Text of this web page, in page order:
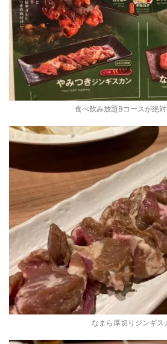
食べ飲み放題Bコースが絶
なまら厚切りジンギス